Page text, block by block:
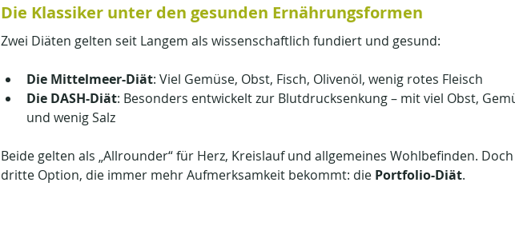
Die Klassiker unter den gesunden Ernährungsformen
Zwei Diäten gelten seit Langem als wissenschaftlich fundiert und gesund:
Die Mittelmeer-Diät: Viel Gemüse, Obst, Fisch, Olivenöl, wenig rotes Fleisch
Die DASH-Diät: Besonders entwickelt zur Blutdrucksenkung – mit viel Obst,
und wenig Salz
Beide gelten als „Allrounder“ für Herz, Kreislauf und allgemeines Wohlbefinden.
dritte Option, die immer mehr Aufmerksamkeit bekommt: die Portfolio-Diät.